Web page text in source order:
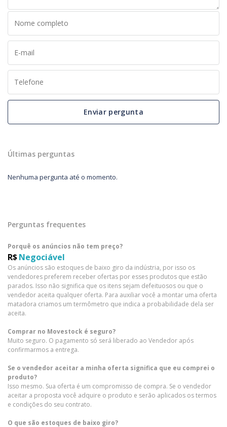
Enviar pergunta
Últimas perguntas
Nenhuma pergunta até o momento.
Perguntas frequentes
Porquê os anúncios não tem preço?
R$Negociável
Os anúncios são estoques de baixo giro da indústria, por isso os
vendedores preferem receber ofertas por esses produtos que estão
parados. Isso não significa que os itens sejam defeituosos ou que o
vendedor aceita qualquer oferta. Para auxiliar você a montar uma oferta
matadora criamos um termômetro que indica a probabilidade dela ser
aceita.
Comprar no Movestock é seguro?
Muito seguro. O pagamento só será liberado ao Vendedor após
confirmarmos a entrega.
Se o vendedor aceitar a minha oferta significa que eu comprei o
produto?
Isso mesmo. Sua oferta é um compromisso de compra. Se o vendedor
aceitar a proposta você adquire o produto e serão aplicados os termos
e condições do seu contrato.
O que são estoques de baixo giro?